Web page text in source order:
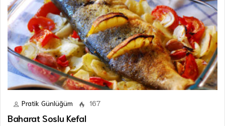
Pratik Günlüğüm 167
Baharat Soslu Kefal